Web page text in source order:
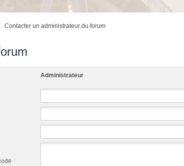
Contacter un administrateur du forum
Administrateur